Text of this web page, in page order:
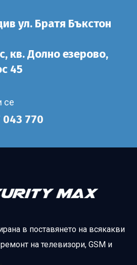
ул. Братя Бъкстон
кв. Долно езерово,
45
се
043 770
в поставянето на всякакви
на телевизори, GSM и